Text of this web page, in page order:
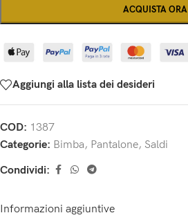
ACQUISTA ORA
Aggiungi alla lista dei desideri
COD: 1387
Categorie: Bimba, Pantalone, Saldi
Condividi:
Informazioni aggiuntive